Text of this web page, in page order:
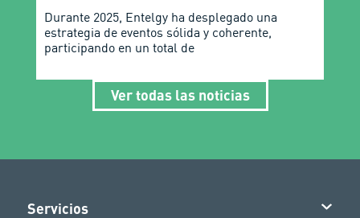
Durante 2025, Entelgy ha desplegado una
estrategia de eventos sólida y coherente,
participando en un total de
Ver todas las noticias
Servicios